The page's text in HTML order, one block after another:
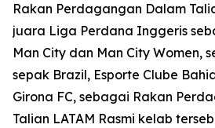
Rakan Perdagangan Dalam
juara Liga Perdana Inggeris
Man City dan Man City Women,
sepak Brazil, Esporte Clube
Girona FC, sebagai Rakan
Talian LATAM Rasmi kelab